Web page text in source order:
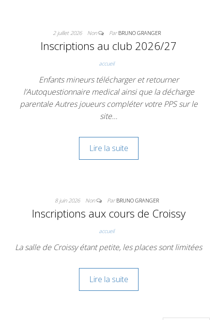
2 juillet 2026 Non ParBRUNO GRANGER
Inscriptions au club 2026/27
accueil
Enfants mineurs télécharger et retourner
l’Autoquestionnaire medical ainsi que la décharge
parentale Autres joueurs compléter votre PPS sur le
site…
Lire la suite
8 juin 2026 Non ParBRUNO GRANGER
Inscriptions aux cours de Croissy
accueil
La salle de Croissy étant petite, les places sont limitées
Lire la suite